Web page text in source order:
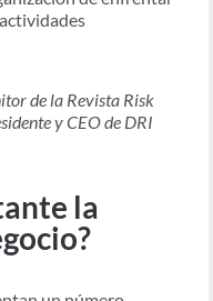
de la Revista Risk
y CEO de DRI
la